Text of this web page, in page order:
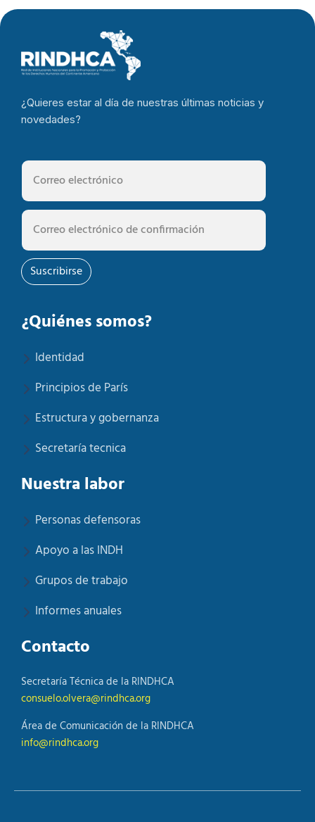
¿Quieres estar al día de nuestras últimas noticias y
novedades?
Suscribirse
¿Quiénes somos?
Identidad
Principios de París
Estructura y gobernanza
Secretaría tecnica
Nuestra labor
Personas defensoras
Apoyo a las INDH
Grupos de trabajo
Informes anuales
Contacto
Secretaría Técnica de la RINDHCA
consuelo.olvera@rindhca.org
Área de Comunicación de la RINDHCA
info@rindhca.org